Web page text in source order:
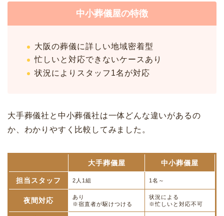
中小葬儀屋の特徴
大阪の葬儀に詳しい地域密着型
忙しいと対応できないケースあり
状況によりスタッフ1名が対応
大手葬儀社と中小葬儀社は一体どんな違いがあるの
か、わかりやすく比較してみました。
大手葬儀屋 中小葬儀屋
担当スタッフ 2人1組 1名～
夜間対応
あり
※宿直者が駆けつける
状況による
※忙しいと対応不可